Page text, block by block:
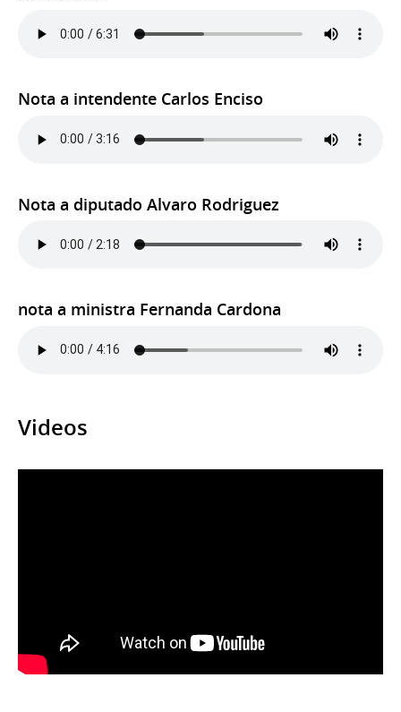
Nota a intendente Carlos Enciso
Nota a diputado Alvaro Rodriguez
nota a ministra Fernanda Cardona
Videos